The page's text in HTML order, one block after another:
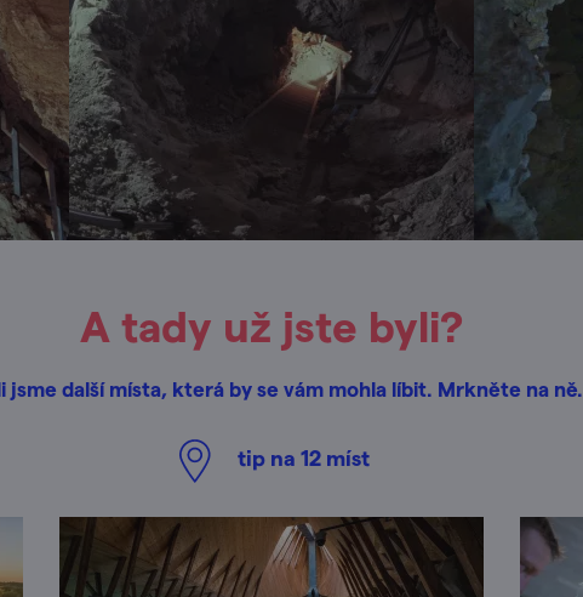
A tady už jste byli?
jsme další místa, která by se vám mohla líbit. Mrkněte na ně.
tip na 12 míst